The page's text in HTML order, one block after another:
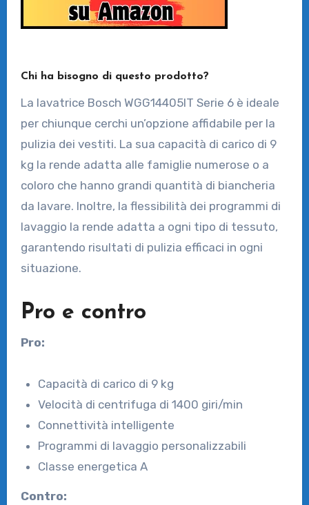
Chi ha bisogno di questo prodotto?
La lavatrice Bosch WGG14405IT Serie 6 è ideale
per chiunque cerchi un’opzione affidabile per la
pulizia dei vestiti. La sua capacità di carico di 9
kg la rende adatta alle famiglie numerose o a
coloro che hanno grandi quantità di biancheria
da lavare. Inoltre, la flessibilità dei programmi di
lavaggio la rende adatta a ogni tipo di tessuto,
garantendo risultati di pulizia efficaci in ogni
situazione.
Pro e contro
Pro:
Capacità di carico di 9 kg
Velocità di centrifuga di 1400 giri/min
Connettività intelligente
Programmi di lavaggio personalizzabili
Classe energetica A
Contro: